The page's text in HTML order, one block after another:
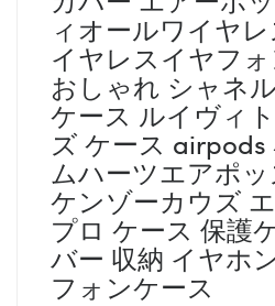
ィオールワイヤ
イヤレスイヤフ
おしゃれ シャネ
ケース ルイヴィ
ズ ケース airpods
ムハーツエアポ
ケンゾーカウズ
プロ ケース 保護
バー 収納 イヤホ
フォンケース